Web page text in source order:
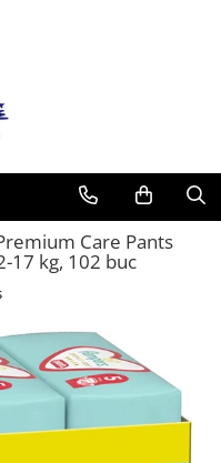
Care Pants
17 kg, 102 buc